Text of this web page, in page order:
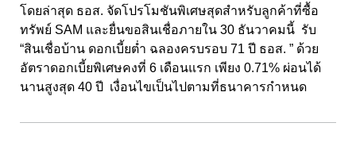
โดยล่าสุด ธอส. จัดโปรโมชันพิเศษสุดสำหรับลูกค้าที่ซื้อ
ทรัพย์ SAM และยื่นขอสินเชื่อภายใน 30 ธันวาคมนี้ รับ
“สินเชื่อบ้าน ดอกเบี้ยต่ำ ฉลองครบรอบ 71 ปี ธอส. ” ด้วย
อัตราดอกเบี้ยพิเศษคงที่ 6 เดือนแรก เพียง 0.71% ผ่อนได้
นานสูงสุด 40 ปี เงื่อนไขเป็นไปตามที่ธนาคารกำหนด